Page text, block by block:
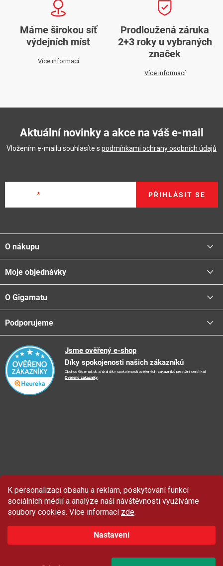
K personalizaci obsahu a reklam, poskytování funkcí
sociálních médií a analýze naší návštěvnosti využíváme
soubory cookies. Více informací zde.
Nastavení
Máme širokou síť
výdejních míst
Více informací
Prodloužená záruka
2+3 roky u vybraných
značek
Více informací
Aktuální novinky a akce na váš e-mail
Vložením e-mailu souhlasíte s podmínkami ochrany osobních údajů
PŘIHLÁSIT SE
á
p
a
O nákupu
Proč nakupovat u nás
Platba - možnosti
Centrála a odběrná místa
Reklamační řád
Vrácení zboží a reklamace
Doporučení při nákupu
Ochrana osobních údajů
Moje objednávky
Přihlásit
O Gigamatu
📞Kontakty
📺TV reklama
📝Blog
🤝 Partneři
Podporujeme
Podporujeme
🏨FN Bulovka
🏨Nemocnice Homolka
Jsme ověřený e-shop
Díky spokojenosti našich zákazníků
Obchod Gigamat.sk získal díky spokojenosti ověřených zákazníků prestižní certifikát
Ověřeno zákazníky.